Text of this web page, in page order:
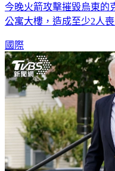
今晚火箭攻擊摧毀烏東的
公寓大樓，造成至少2人
國際